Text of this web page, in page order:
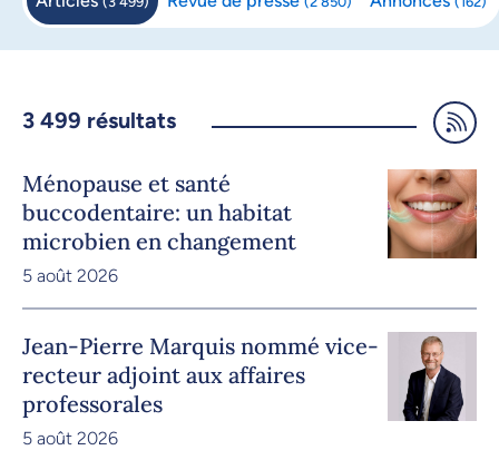
3 499 résultats
Ménopause et santé
buccodentaire: un habitat
microbien en changement
5 août 2026
Jean-Pierre Marquis nommé vice-
recteur adjoint aux affaires
professorales
5 août 2026